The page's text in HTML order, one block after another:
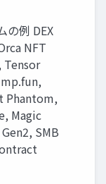
の例 DEX
NFT
Tensor
Phantom,
Magic
SMB